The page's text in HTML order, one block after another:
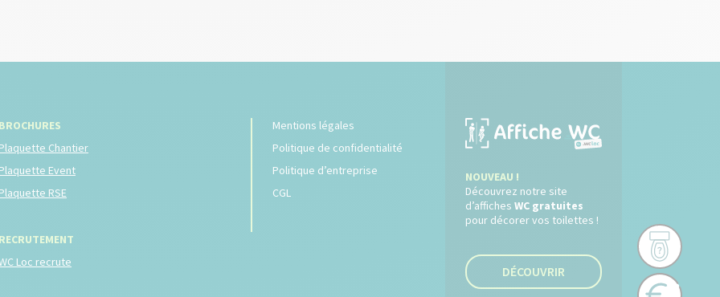
Chantier
Event
RSE
Loc recrute
Mentions légales
Politique de confidentialité
Politique d’entreprise
CGL
NOUVEAU !
Découvrez notre site
d’affiches WC gratuites
pour décorer vos toilettes !
DÉCOUVRIR